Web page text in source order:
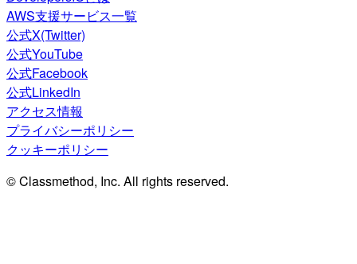
AWS支援サービス一覧
公式X(Twitter)
公式YouTube
公式Facebook
公式LinkedIn
アクセス情報
プライバシーポリシー
クッキーポリシー
© Classmethod, Inc. All rights reserved.